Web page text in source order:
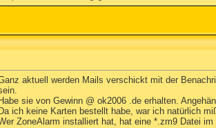
aktuell werden Mails verschickt mit der
Habe sie von Gewinn @ ok2006 .de erhalten.
Da ich keine Karten bestellt habe, war ich natürlich
ZoneAlarm installiert hat, hat eine *.zm9 Datei